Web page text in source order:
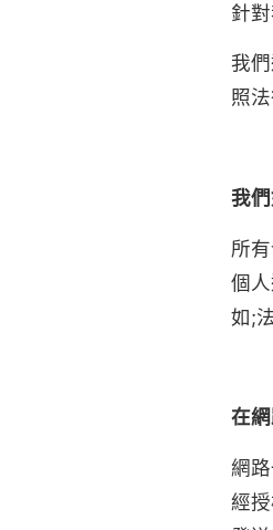
針
我
照
我
所
個
如;
在
網
經